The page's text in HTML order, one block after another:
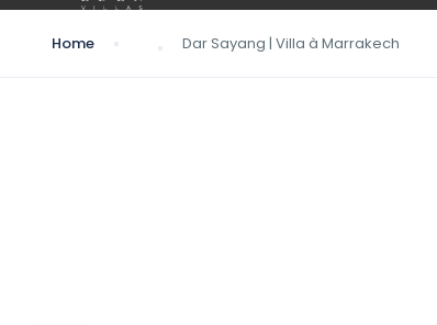
Home Dar Sayang | Villa à Marrakech